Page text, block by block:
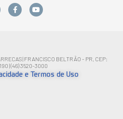
| FRANCISCO BELTRÃO - PR, CEP:
| (46) 3520-3000
e Termos de Uso